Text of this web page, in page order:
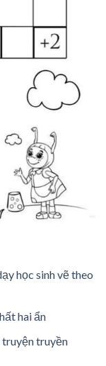
học sinh vẽ theo
hai ẩn
truyền